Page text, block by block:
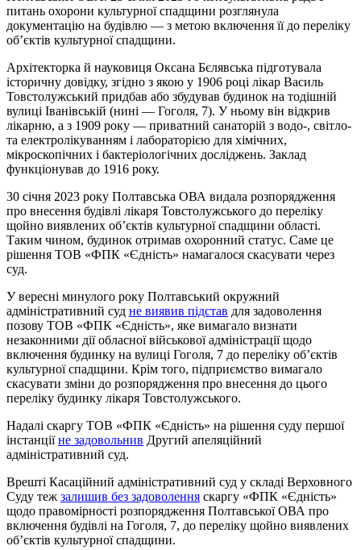
питань охорони культурної спадщини розглянула
документацію на будівлю — з метою включення її до переліку
об’єктів культурної спадщини.
Архітекторка й науковиця Оксана Бєлявська підготувала
історичну довідку, згідно з якою у 1906 році лікар Василь
Товстолужський придбав або збудував будинок на тодішній
вулиці Іванівській (нині — Гоголя, 7). У ньому він відкрив
лікарню, а з 1909 року — приватний санаторій з водо-, світло-
та електролікуванням і лабораторією для хімічних,
мікроскопічних і бактеріологічних досліджень. Заклад
функціонував до 1916 року.
30 січня 2023 року Полтавська ОВА видала розпорядження
про внесення будівлі лікаря Товстолужського до переліку
щойно виявлених об’єктів культурної спадщини області.
Таким чином, будинок отримав охоронний статус. Саме це
рішення ТОВ «ФПК «Єдність» намагалося скасувати через
суд.
У вересні минулого року Полтавський окружний
адміністративний суд не виявив підстав для задоволення
позову ТОВ «ФПК «Єдність», яке вимагало визнати
незаконними дії обласної військової адміністрації щодо
включення будинку на вулиці Гоголя, 7 до переліку об’єктів
культурної спадщини. Крім того, підприємство вимагало
скасувати зміни до розпорядження про внесення до цього
переліку будинку лікаря Товстолужського.
Надалі скаргу ТОВ «ФПК «Єдність» на рішення суду першої
інстанціїне задовольнив Другий апеляційний
адміністративний суд.
Врешті Касаційний адміністративний суд у складі Верховного
Суду теж залишив без задоволення скаргу «ФПК «Єдність»
щодо правомірності розпорядження Полтавської ОВА про
включення будівлі на Гоголя, 7, до переліку щойно виявлених
об’єктів культурної спадщини.